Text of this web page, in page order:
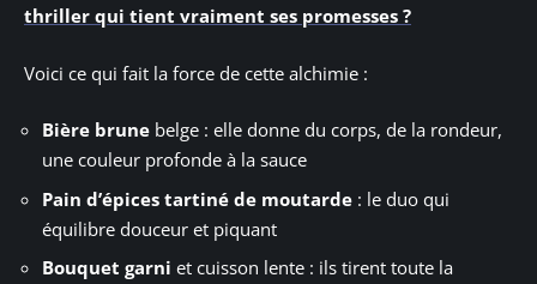
thriller qui tient vraiment ses promesses ?
Voici ce qui fait la force de cette alchimie :
Bière brune belge : elle donne du corps, de la rondeur,
une couleur profonde à la sauce
Pain d’épices tartiné de moutarde : le duo qui
équilibre douceur et piquant
Bouquet garni et cuisson lente : ils tirent toute la